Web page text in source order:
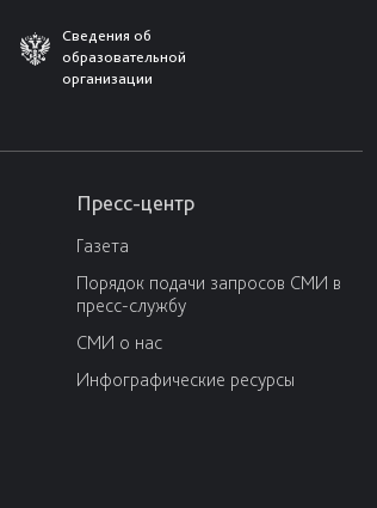
Сведения об
образовательной
организации
Пресс-центр
Газета
Порядок подачи запросов СМИ в
пресс-службу
СМИ о нас
Инфографические ресурсы